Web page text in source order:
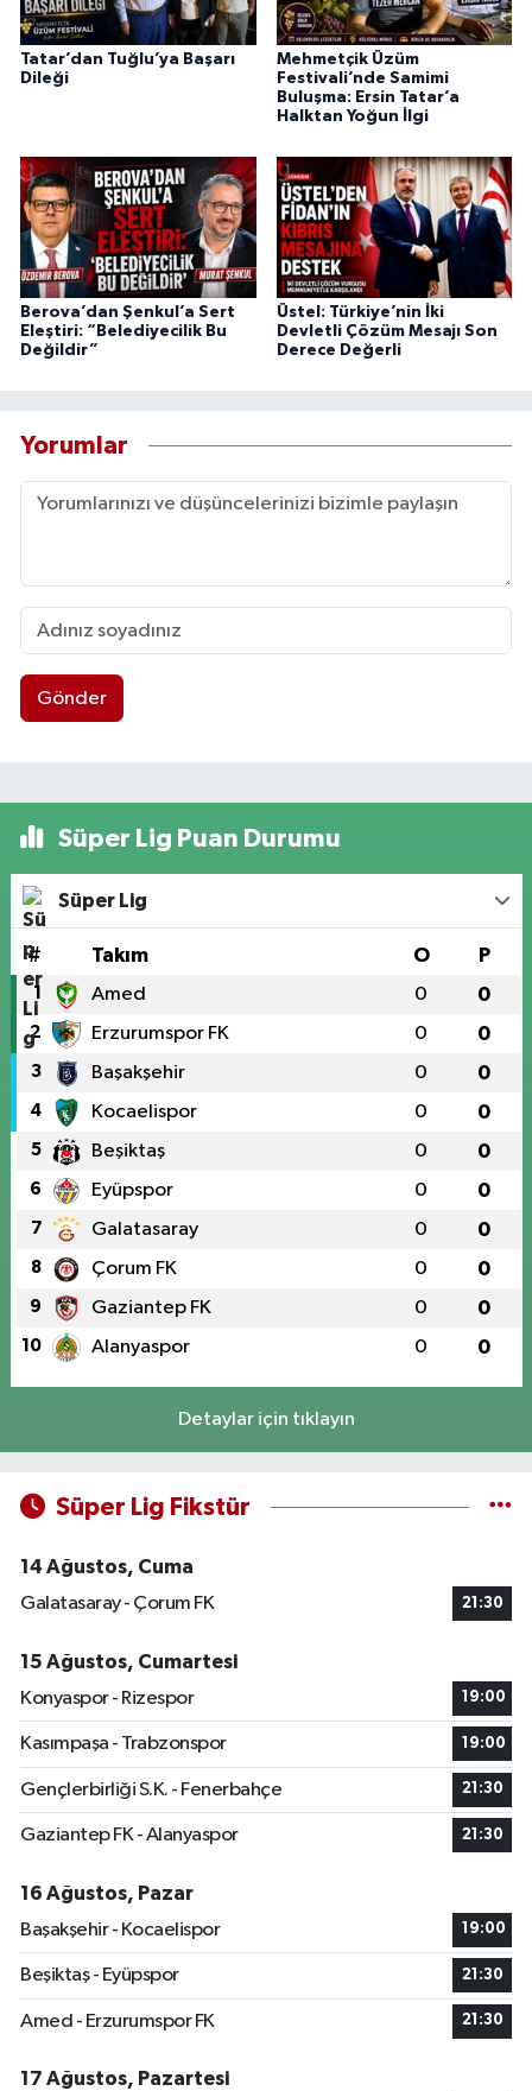
Tatar’dan Tuğlu’ya Başarı
Dileği
Mehmetçik Üzüm
Festivali’nde Samimi
Buluşma: Ersin Tatar’a
Halktan Yoğun İlgi
Berova’dan Şenkul’a Sert
Eleştiri: “Belediyecilik Bu
Değildir”
Üstel: Türkiye’nin İki
Devletli Çözüm Mesajı Son
Derece Değerli
Yorumlar
Gönder
Süper Lig Puan Durumu
Süper Lig
# Takım O P
1 Amed 0 0
2 Erzurumspor FK 0 0
3 Başakşehir 0 0
4 Kocaelispor 0 0
5 Beşiktaş 0 0
6 Eyüpspor 0 0
7 Galatasaray 0 0
8 Çorum FK 0 0
9 Gaziantep FK 0 0
10 Alanyaspor 0 0
Detaylar için tıklayın
Süper Lig Fikstür
14 Ağustos, Cuma
Galatasaray - Çorum FK
21:30
15 Ağustos, Cumartesi
Konyaspor - Rizespor
19:00
Kasımpaşa - Trabzonspor 19:00
Gençlerbirliği S.K. - Fenerbahçe 21:30
Gaziantep FK - Alanyaspor 21:30
16 Ağustos, Pazar
Başakşehir - Kocaelispor
19:00
Beşiktaş - Eyüpspor 21:30
Amed - Erzurumspor FK 21:30
17 Ağustos, Pazartesi